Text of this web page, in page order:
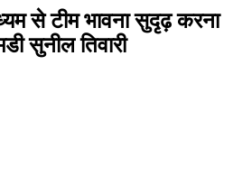
से टीम भावना सुदृढ़ करना
सुनील तिवारी